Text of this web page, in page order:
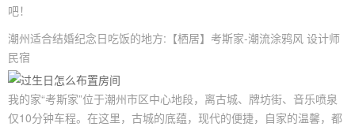
吧！
潮州适合结婚纪念日吃饭的地方:【栖居】考斯家-潮流涂鸦风 设计师
民宿
我的家“考斯家”位于潮州市区中心地段，离古城、牌坊街、音乐喷泉
仅10分钟车程。在这里，古城的底蕴，现代的便捷，自家的温馨，都